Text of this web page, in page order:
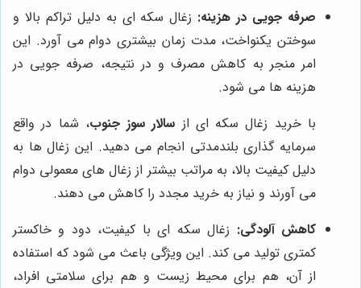
صرفه جویی در هزینه: زغال سکه ای به دلیل تراکم بالا و
سوختن یکنواخت، مدت زمان بیشتری دوام می آورد. این
امر منجر به کاهش مصرف و در نتیجه، صرفه جویی در
هزینه ها می شود.
با خرید زغال سکه ای از سالار سوز جنوب، شما در واقع
سرمایه گذاری بلندمدتی انجام می دهید. این زغال ها به
دلیل کیفیت بالا، به مراتب بیشتر از زغال های معمولی دوام
می آورند و نیاز به خرید مجدد را کاهش می دهند.
کاهش آلودگی: زغال سکه ای با کیفیت، دود و خاکستر
کمتری تولید می کند. این ویژگی باعث می شود که استفاده
از آن، هم برای محیط زیست و هم برای سلامتی افراد،